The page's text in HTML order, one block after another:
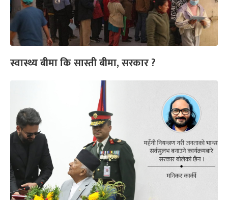
स्वास्थ्य बीमा कि सास्ती बीमा, सरकार ?